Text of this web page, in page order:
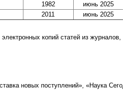
1982
июнь 2025
2011 июнь 2025
копий статей из журналов,
новых поступлений», «Наука